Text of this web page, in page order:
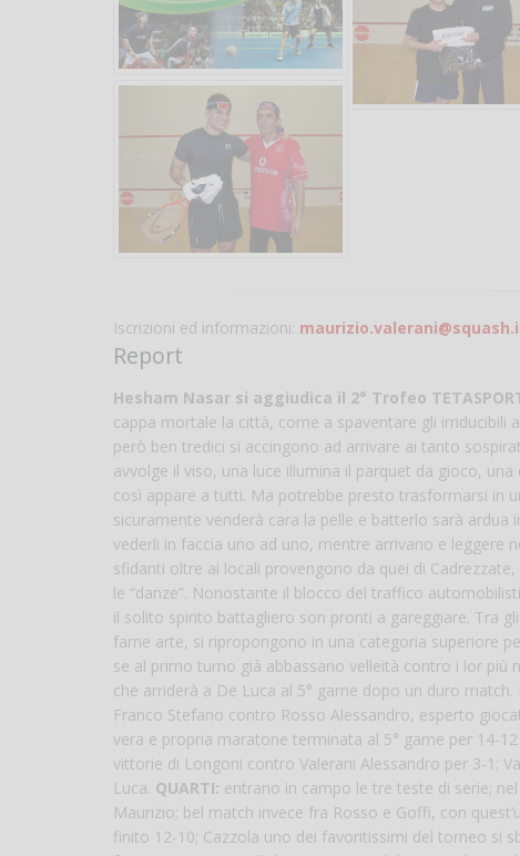
Iscrizioni ed informazioni:
Report
Hesham Nasar si aggiudica il 2° Trofeo
cappa mortale la città, come a spaventare gli irriducibili
però ben tredici si accingono ad arrivare ai tanto
avvolge il viso, una luce illumina il parquet da gioco,
così appare a tutti. Ma potrebbe presto trasformarsi in
sicuramente venderà cara la pelle e batterlo sarà
vederli in faccia uno ad uno, mentre arrivano e leggere
sfidanti oltre ai locali provengono da quei di
le “danze”. Nonostante il blocco del traffico
il solito spirito battagliero son pronti a gareggiare. Tra
farne arte, si ripropongono in una categoria superiore
se al primo turno già abbassano velleità contro i lor
che arriderà a De Luca al 5° game dopo un duro
Franco Stefano contro Rosso Alessandro, esperto
vera e propria maratone terminata al 5° game per 14-
vittorie di Longoni contro Valerani Alessandro per 3-1;
Luca. QUARTI: entrano in campo le tre teste di serie;
Maurizio; bel match invece fra Rosso e Goffi, con
finito 12-10; Cazzola uno dei favoritissimi del torneo si